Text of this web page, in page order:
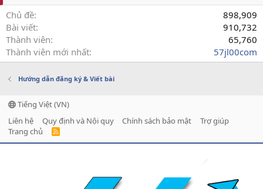
Chủ đề
898,909
Bài viết
910,732
Thành viên
65,760
Thành viên mới nhất
57jl00com
Hướng dẫn đăng ký & Viết bài
Tiếng Việt (VN)
Liên hệ
Quy định và Nội quy Chính sách bảo mật
Trợ giúp
Trang chủ
R